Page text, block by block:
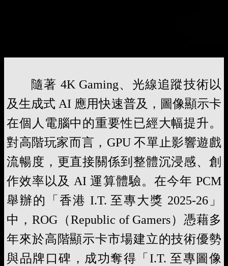
隨著 4K Gaming、光線追蹤技術以
及生成式 AI 應用快速普及，圖像顯示卡
在個人電腦中的重要性已經大幅提升。
對高階玩家而言，GPU 不單止影響遊戲
流暢度，更直接關係到整體沉浸感、創
作效率以及 AI 運算體驗。在今年 PCM
舉辦的「香港 I.T. 至專大獎 2025-26」
中，ROG（Republic of Gamers）憑藉多
年來於高階顯示卡市場建立的技術優勢
與品牌口碑，成功奪得「I.T. 至專圖像